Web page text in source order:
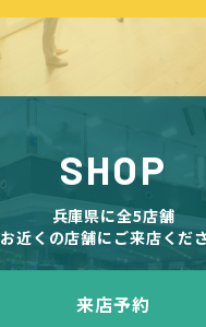
SHOP
兵庫県に全5店舗
お近くの店舗にご来店くだ
来店予約